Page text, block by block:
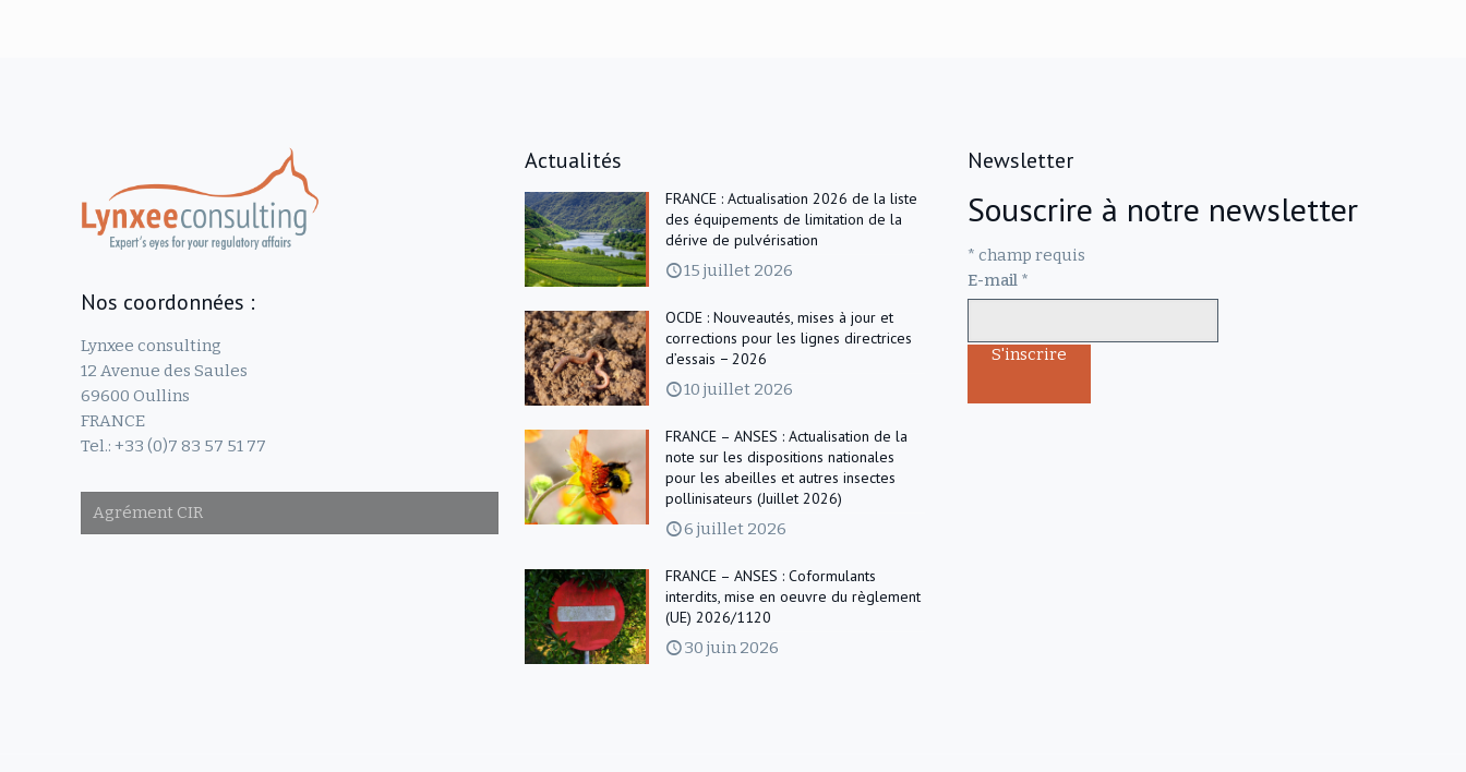
Nos coordonnées :
Lynxee consulting
12 Avenue des Saules
69600 Oullins
FRANCE
Tel.: +33 (0)7 83 57 51 77
Agrément CIR
Actualités
FRANCE : Actualisation 2026 de la liste
des équipements de limitation de la
dérive de pulvérisation
15 juillet 2026
OCDE : Nouveautés, mises à jour et
corrections pour les lignes directrices
d’essais − 2026
10 juillet 2026
FRANCE – ANSES : Actualisation de la
note sur les dispositions nationales
pour les abeilles et autres insectes
pollinisateurs (Juillet 2026)
6 juillet 2026
FRANCE – ANSES : Coformulants
interdits, mise en oeuvre du règlement
(UE) 2026/1120
30 juin 2026
Newsletter
Souscrire à notre newsletter
* champ requis
E-mail *